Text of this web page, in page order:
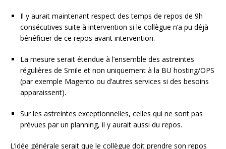
Il y aurait maintenant respect des temps de repos de 9h
consécutives suite à intervention si le collègue n’a pu déjà
bénéficier de ce repos avant intervention.
La mesure serait étendue à l’ensemble des astreintes
régulières de Smile et non uniquement à la BU hosting/OPS
(par exemple Magento ou d’autres services si des besoins
apparaissent).
Sur les astreintes exceptionnelles, celles qui ne sont pas
prévues par un planning, il y aurait aussi du repos.
L’idée générale serait que le collègue doit prendre son repos